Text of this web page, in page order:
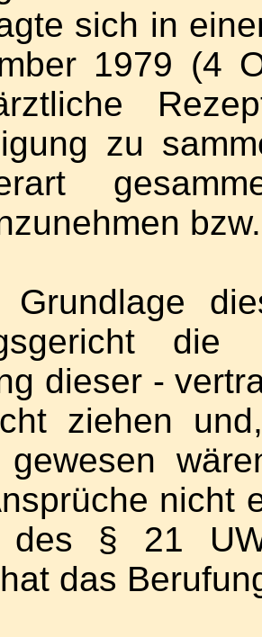
sich in
1979 (4
zu
die
dieser -
ziehen
gewesen
nicht
§ 21
das